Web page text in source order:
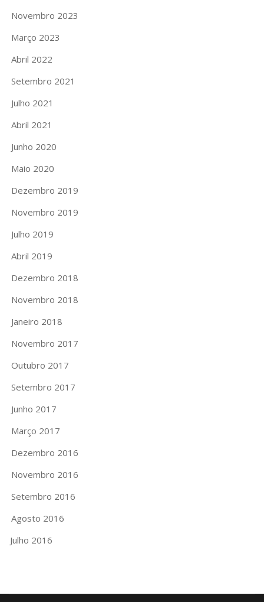
Novembro 2023
Março 2023
Abril 2022
Setembro 2021
Julho 2021
Abril 2021
Junho 2020
Maio 2020
Dezembro 2019
Novembro 2019
Julho 2019
Abril 2019
Dezembro 2018
Novembro 2018
Janeiro 2018
Novembro 2017
Outubro 2017
Setembro 2017
Junho 2017
Março 2017
Dezembro 2016
Novembro 2016
Setembro 2016
Agosto 2016
Julho 2016